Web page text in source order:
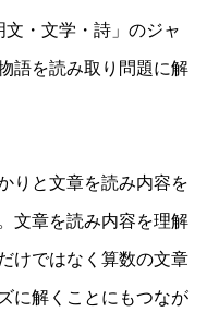
・文学・詩」のジャ
語を読み取り問題に解
りと文章を読み内容を
文章を読み内容を理解
けではなく算数の文章
に解くことにもつなが